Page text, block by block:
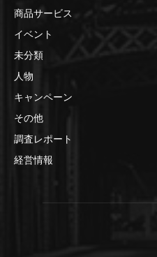
商品サービス
イベント
未分類
人物
キャンペーン
その他
調査レポート
経営情報